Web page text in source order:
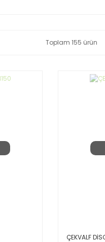
Toplam 155 ürün
ÇEKVALF